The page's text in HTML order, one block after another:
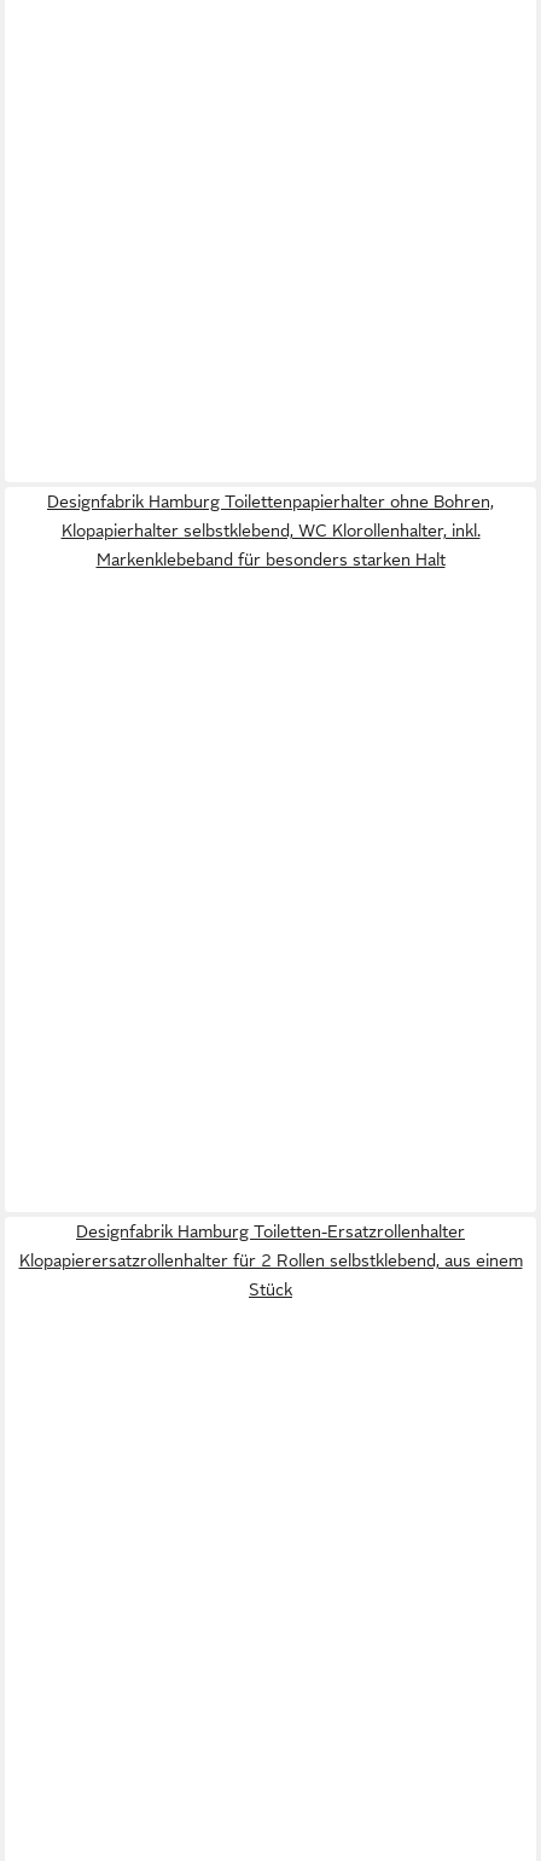
Designfabrik Hamburg Toilettenpapierhalter ohne Bohren,
Klopapierhalter selbstklebend, WC Klorollenhalter, inkl.
Markenklebeband für besonders starken Halt
Designfabrik Hamburg Toiletten-Ersatzrollenhalter
Klopapierersatzrollenhalter für 2 Rollen selbstklebend, aus einem
Stück